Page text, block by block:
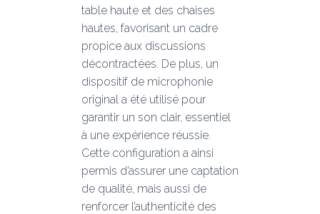
table haute et des chaises
hautes, favorisant un cadre
propice aux discussions
décontractées. De plus, un
dispositif de microphonie
original a été utilisé pour
garantir un son clair, essentiel
à une expérience réussie.
Cette configuration a ainsi
permis d’assurer une captation
de qualité, mais aussi de
renforcer l’authenticité des